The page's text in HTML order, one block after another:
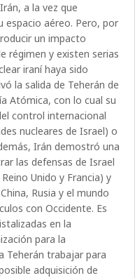
a la vez que
espacio aéreo. Pero, por
un impacto
régimen y existen serias
iraní haya sido
la salida de Teherán de
Atómica, con lo cual su
control internacional
nucleares de Israel) o
Irán demostró una
las defensas de Israel
Unido y Francia) y
Rusia y el mundo
con Occidente. Es
en la
para la
Teherán trabajar para
adquisición de